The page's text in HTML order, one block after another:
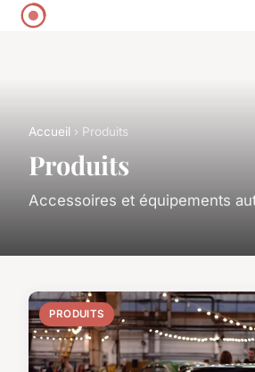
Accueil › Produits
Produits
Accessoires et équipements
PRODUITS